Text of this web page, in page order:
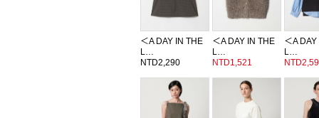
＜A DAY IN THE
L…
NTD2,290
＜A DAY IN THE
L…
NTD1,521
＜A
L…